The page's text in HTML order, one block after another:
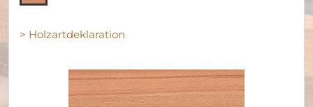
> Holzartdeklaration